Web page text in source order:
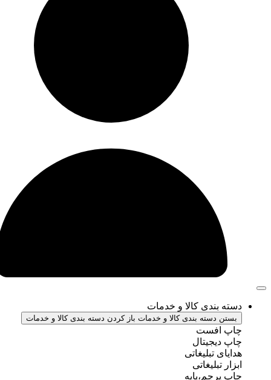
کالا و خدمات
بندی کالا و خدمات باز کردن دسته بندی کالا و خدمات